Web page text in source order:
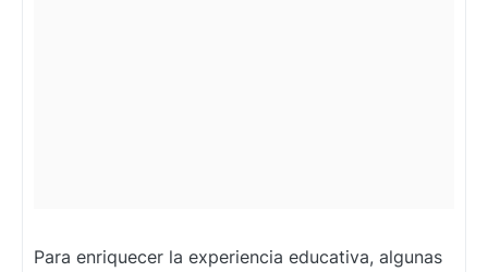
Para enriquecer la experiencia educativa, algunas